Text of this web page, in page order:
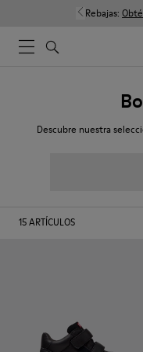
Rebajas:
Descubre nuestra
15ARTÍCULOS